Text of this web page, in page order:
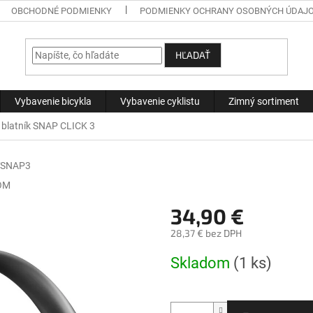
OBCHODNÉ PODMIENKY PODMIENKY OCHRANY OSOBNÝCH
HĽADAŤ
Vybavenie bicykla Vybavenie cyklistu Zimný sortiment
SNAP CLICK 3
34,90 €
28,37 € bez DPH
cena:
Skladom (1 ks)